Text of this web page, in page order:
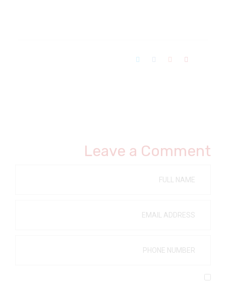
Leave a Comment